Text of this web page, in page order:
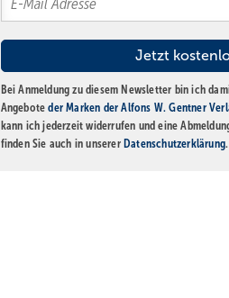
Bei Anmeldung zu diesem Newsletter bin ich
Angeboteder Marken der Alfons W. Gentner
kann ich jederzeit widerrufen und eine
finden Sie auch in unserer Datenschutzerklärung.